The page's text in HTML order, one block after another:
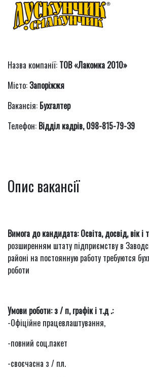
Назва компанії: ТОВ «Лакомка 2010»
Місто:Запоріжжя
Вакансія: Бухгалтер
Телефон: Відділ кадрів, 098-815-79-39
Опис вакансії
Вимога до кандидата: Освіта, досвід, вік і
розширенням штату підприємству в
районі на постоянную работу требуются
роботи
Умови роботи: з / п, графік і т.д .:
-Офіційне працевлаштування,
-повний соц.пакет
-своєчасна з / пл.